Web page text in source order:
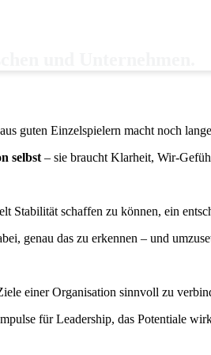
guten Einzelspielern macht noch
selbst – sie braucht Klarheit, Wir-
Stabilität schaffen zu können, ein
genau das zu erkennen – und
einer Organisation sinnvoll zu
für Leadership, das Potentiale